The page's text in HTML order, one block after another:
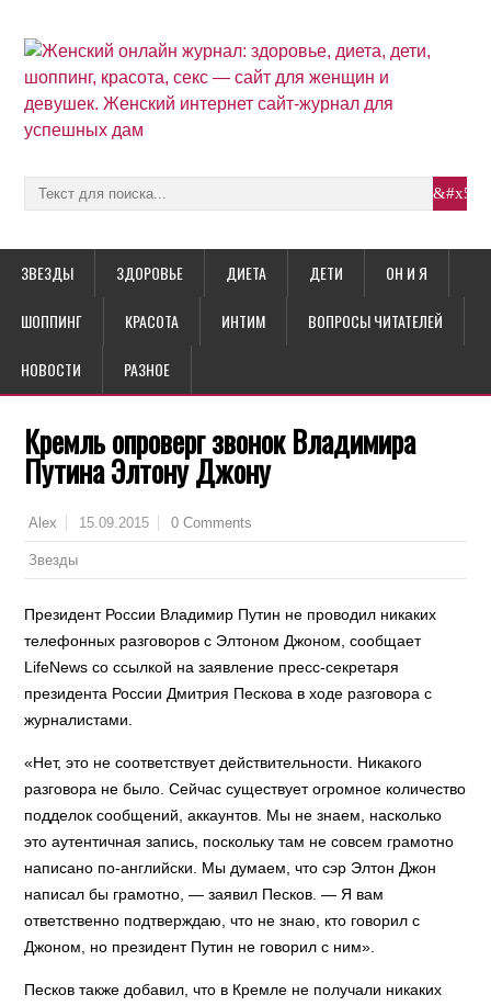
ЗВЕЗДЫ ЗДОРОВЬЕ ДИЕТА ДЕТИ ОН И Я
ШОППИНГ КРАСОТА ИНТИМ ВОПРОСЫ ЧИТАТЕЛЕЙ
НОВОСТИ РАЗНОЕ
Кремль опроверг звонок Владимира
Путина Элтону Джону
Alex 15.09.2015 0 Comments
Звезды
Президент России Владимир Путин не проводил никаких
телефонных разговоров с Элтоном Джоном, сообщает
LifeNews со ссылкой на заявление пресс-секретаря
президента России Дмитрия Пескова в ходе разговора с
журналистами.
«Нет, это не соответствует действительности. Никакого
разговора не было. Сейчас существует огромное количество
подделок сообщений, аккаунтов. Мы не знаем, насколько
это аутентичная запись, поскольку там не совсем грамотно
написано по-английски. Мы думаем, что сэр Элтон Джон
написал бы грамотно, — заявил Песков. — Я вам
ответственно подтверждаю, что не знаю, кто говорил с
Джоном, но президент Путин не говорил с ним».
Песков также добавил, что в Кремле не получали никаких